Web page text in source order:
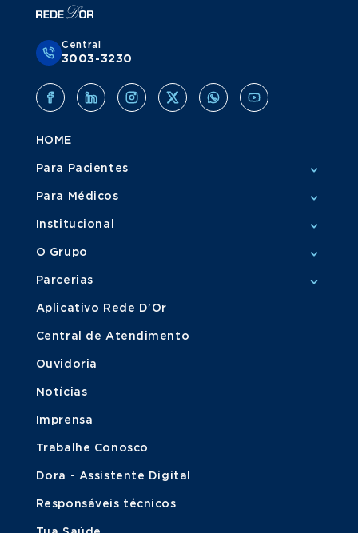
Central
3003-3230
HOME
Para Pacientes
Para Médicos
Institucional
O Grupo
Parcerias
Aplicativo Rede D'Or
Central de Atendimento
Ouvidoria
Notícias
Imprensa
Trabalhe Conosco
Dora - Assistente Digital
Responsáveis técnicos